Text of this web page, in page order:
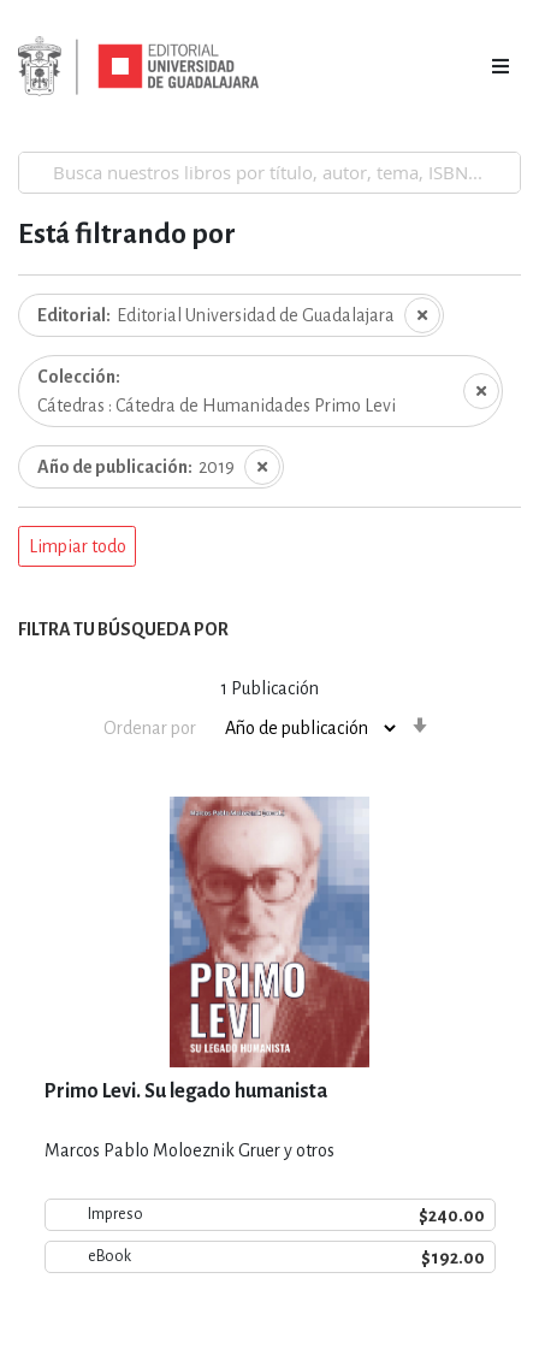
1 Publicación
Ordenar por
Primo Levi. Su legado humanista
Marcos Pablo Moloeznik Gruer y otros
Impreso $240.00
eBook $192.00
Está filtrando por
Editorial Editorial Universidad de Guadalajara
Colección
Cátedras : Cátedra de Humanidades Primo Levi
Año de publicación 2019
Limpiar todo
FILTRA TU BÚSQUEDA POR